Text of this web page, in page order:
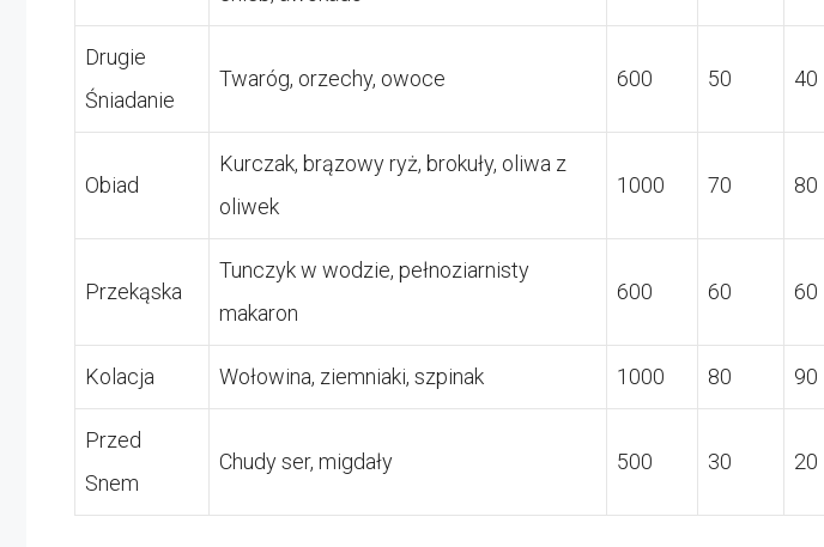
Drugie
Śniadanie
Twaróg, orzechy, owoce 600 50 40
Obiad
Kurczak, brązowy ryż, brokuły, oliwa z
oliwek
1000 70 80
Przekąska
Tunczyk w wodzie, pełnoziarnisty
makaron
600 60 60
Kolacja Wołowina, ziemniaki, szpinak 1000 80 90
Przed
Snem
Chudy ser, migdały 500 30 20